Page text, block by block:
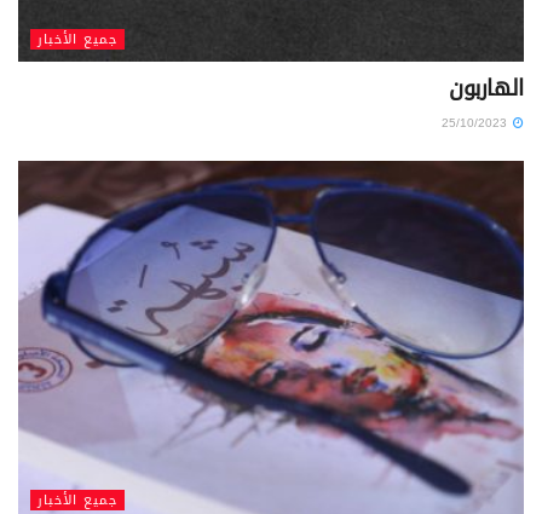
جميع الأخبار
الهاربون
جميع الأخبار